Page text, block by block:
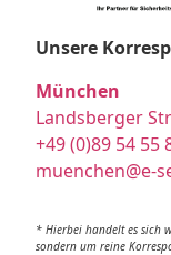
Unsere
München
Landsberger
+49 (0)89 54 55
muenchen@e-
* Hierbei handelt es sich
sondern um reine